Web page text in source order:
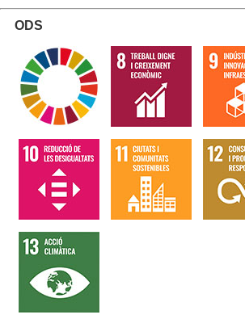
ODS